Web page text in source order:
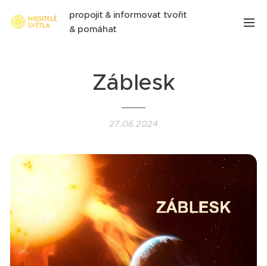
propojit & informovat tvořit
& pomáhat
Záblesk
27.06.2024